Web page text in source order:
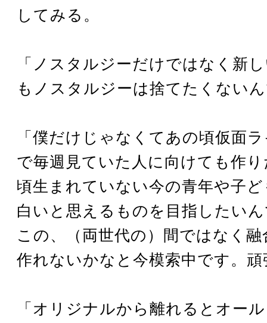
してみる。
「ノスタルジーだけではなく新
もノスタルジーは捨てたくない
「僕だけじゃなくてあの頃仮面
で毎週見ていた人に向けても作
頃生まれていない今の青年や子
白いと思えるものを目指したい
この、（両世代の）間ではなく
作れないかなと今模索中です。
「オリジナルから離れるとオー